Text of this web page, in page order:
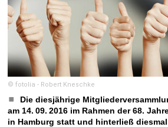
© fotolia - Robert Kneschke
Die diesjährige
am 14. 09. 2016 im Rahmen der 68.
in Hamburg statt und hinterließ